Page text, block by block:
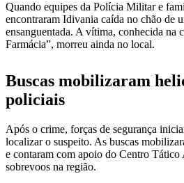
Quando equipes da Polícia Militar e
encontraram Idivania caída no chão de
ensanguentada. A vítima, conhecida na
Farmácia”, morreu ainda no local.
Buscas mobilizaram
policiais
Após o crime, forças de segurança
localizar o suspeito. As buscas
e contaram com apoio do Centro
sobrevoos na região.